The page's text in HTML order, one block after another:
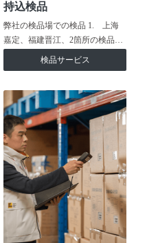
持込検品
弊社の検品場での検品 1. 上海
嘉定、福建晋江、2箇所の検品…
検品サービス